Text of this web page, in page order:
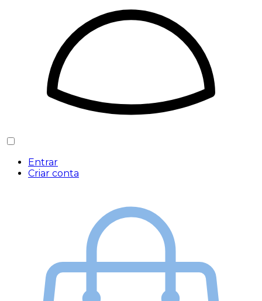
Entrar
Criar conta